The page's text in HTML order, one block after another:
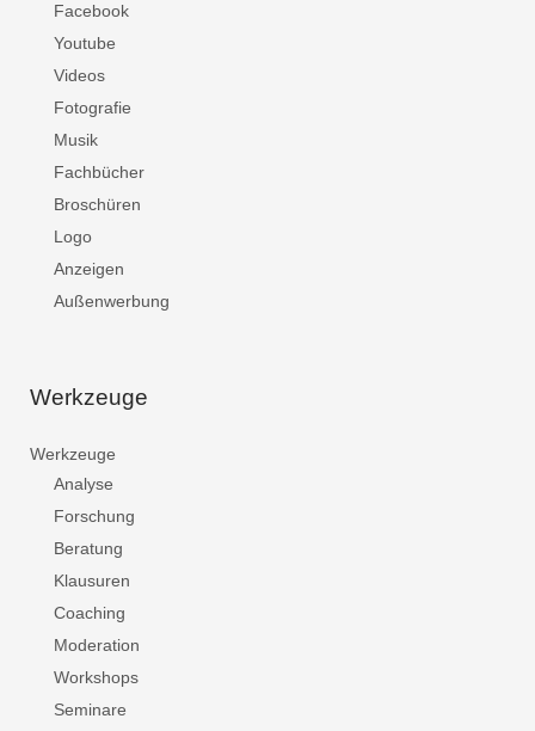
Facebook
Youtube
Videos
Fotografie
Musik
Fachbücher
Broschüren
Logo
Anzeigen
Außenwerbung
Werkzeuge
Werkzeuge
Analyse
Forschung
Beratung
Klausuren
Coaching
Moderation
Workshops
Seminare